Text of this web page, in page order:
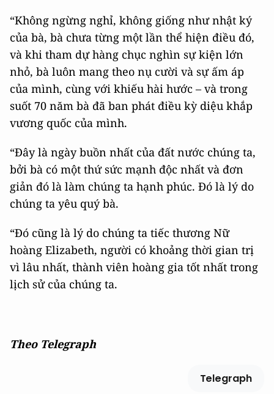
“Không ngừng nghỉ, không giống như nhật ký
của bà, bà chưa từng một lần thể hiện điều đó,
và khi tham dự hàng chục nghìn sự kiện lớn
nhỏ, bà luôn mang theo nụ cười và sự ấm áp
của mình, cùng với khiếu hài hước – và trong
suốt 70 năm bà đã ban phát điều kỳ diệu khắp
vương quốc của mình.
“Đây là ngày buồn nhất của đất nước chúng ta,
bởi bà có một thứ sức mạnh độc nhất và đơn
giản đó là làm chúng ta hạnh phúc. Đó là lý do
chúng ta yêu quý bà.
“Đó cũng là lý do chúng ta tiếc thương Nữ
hoàng Elizabeth, người có khoảng thời gian trị
vì lâu nhất, thành viên hoàng gia tốt nhất trong
lịch sử của chúng ta.
Theo Telegraph
Telegraph